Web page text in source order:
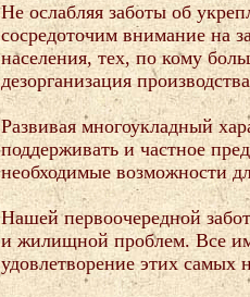
Не ослабляя заботы об
сосредоточим внимание на
населения, тех, по кому
дезорганизация
Развивая многоукладный
поддерживать и частное
необходимые возможности
Нашей первоочередной
и жилищной проблем. Все
удовлетворение этих самых